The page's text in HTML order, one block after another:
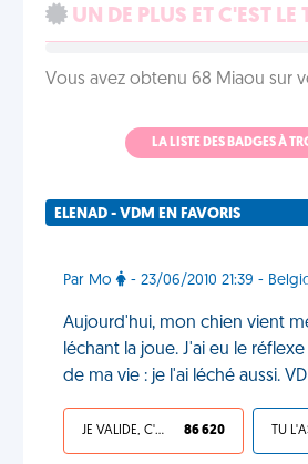
UN DE PLUS ET C'EST LE
Vous avez obtenu 68 Miaou sur
LA LISTE DES BADGES À
ELENAD - VDM EN FAVORIS
Par Mo - 23/06/2010 21:39 -
Aujourd'hui, mon chien vient
léchant la joue. J'ai eu le
de ma vie : je l'ai léché aussi.
JE VALIDE, C'EST UNE VDM 86 620